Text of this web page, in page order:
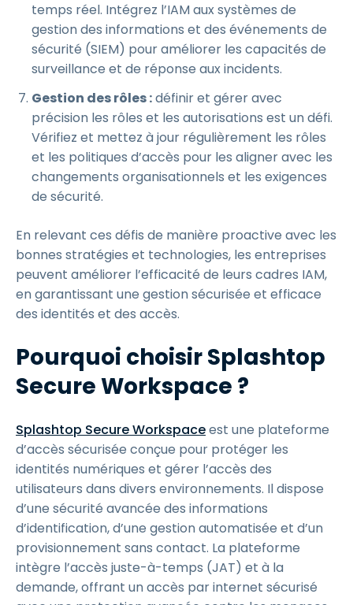
temps réel. Intégrez l’IAM aux systèmes de
gestion des informations et des événements de
sécurité (SIEM) pour améliorer les capacités de
surveillance et de réponse aux incidents.
Gestion des rôles :définir et gérer avec
précision les rôles et les autorisations est un défi.
Vérifiez et mettez à jour régulièrement les rôles
et les politiques d’accès pour les aligner avec les
changements organisationnels et les exigences
de sécurité.
En relevant ces défis de manière proactive avec les
bonnes stratégies et technologies, les entreprises
peuvent améliorer l’efficacité de leurs cadres IAM,
en garantissant une gestion sécurisée et efficace
des identités et des accès.
Pourquoi choisir Splashtop
Secure Workspace ?
Splashtop Secure Workspaceest une plateforme
d’accès sécurisée conçue pour protéger les
identités numériques et gérer l’accès des
utilisateurs dans divers environnements. Il dispose
d’une sécurité avancée des informations
d’identification, d’une gestion automatisée et d’un
provisionnement sans contact. La plateforme
intègre l’accès juste-à-temps (JAT) et à la
demande, offrant un accès par internet sécurisé